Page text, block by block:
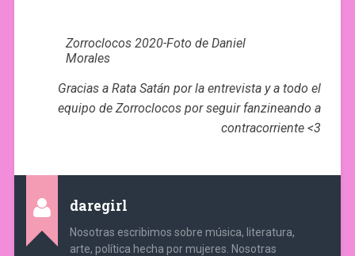
Zorroclocos 2020-Foto de Daniel
Morales
Gracias a Rata Satán por la entrevista y a todo el
equipo de Zorroclocos por seguir fanzineando a
contracorriente <3
daregirl
Nosotras escribimos sobre música, literatura,
arte, política hecha por mujeres. Nosotras